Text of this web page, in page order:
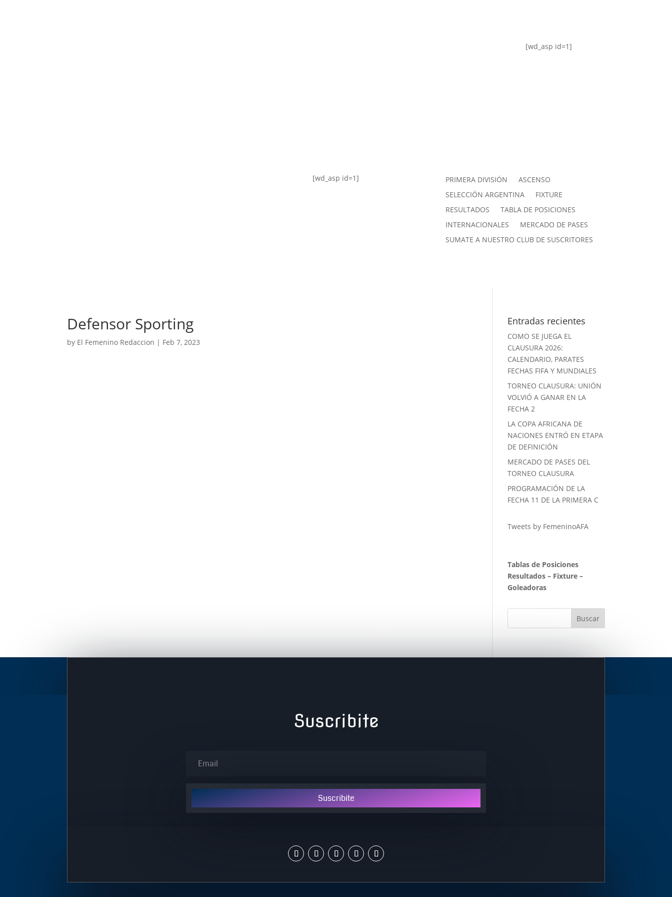
[wd_asp id=1]
[wd_asp id=1] PRIMERA DIVISIÓN
ASCENSO
SELECCIÓN ARGENTINA
FIXTURE
RESULTADOS
TABLA DE POSICIONES
INTERNACIONALES
MERCADO DE PASES
SUMATE A NUESTRO CLUB DE SUSCRITORES
Defensor Sporting
by El Femenino Redaccion | Feb 7, 2023
Entradas recientes
COMO SE JUEGA EL
CLAUSURA 2026:
CALENDARIO, PARATES
FECHAS FIFA Y MUNDIALES
TORNEO CLAUSURA: UNIÓN
VOLVIÓ A GANAR EN LA
FECHA 2
LA COPA AFRICANA DE
NACIONES ENTRÓ EN ETAPA
DE DEFINICIÓN
MERCADO DE PASES DEL
TORNEO CLAUSURA
PROGRAMACIÓN DE LA
FECHA 11 DE LA PRIMERA C
Tweets by FemeninoAFA
Tablas de Posiciones
Resultados – Fixture –
Goleadoras
Suscribite
Suscribite